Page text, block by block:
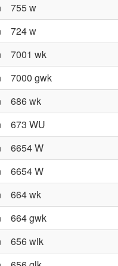
755 w
724 w
7001 wk
7000 gwk
686 wk
673 WU
6654 W
6654 W
664 wk
664 gwk
656 wlk